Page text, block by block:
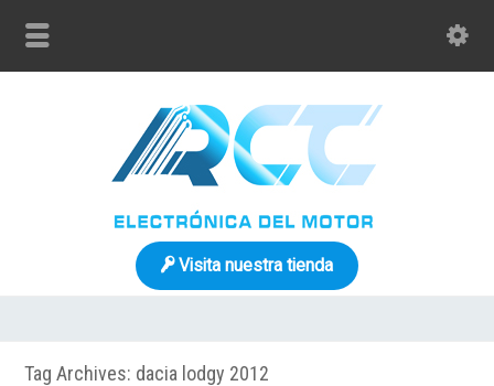
Visita nuestra tienda
Tag Archives: dacia lodgy 2012